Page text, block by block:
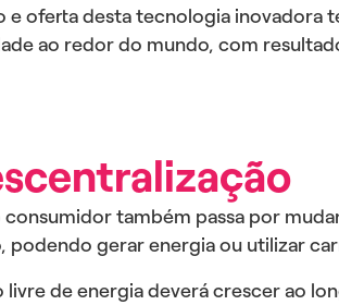
e oferta desta tecnologia inovadora
ao redor do mundo, com
também passa por
podendo gerar energia ou utilizar
livre de energia deverá crescer ao